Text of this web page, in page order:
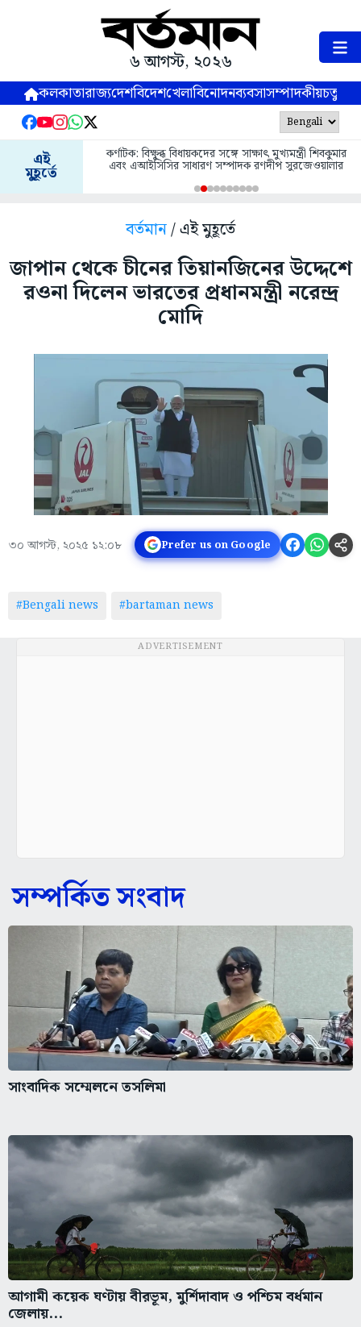
৬ আগস্ট, ২০২৬
কলকাতারাজ্যদেশবিদেশখেলাবিনোদনব্যবসাসম্পাদকীয়
এই
মুহূর্তে
মুখ্যমন্ত্রী শিবকুমার
রণদীপ সুরজেওয়ালার উলুবেড়িয়ায় উল্টে গেল যাত্রীবাহী বাস, জখম একাধিক
বর্তমান/ এই মুহূর্তে
জাপান থেকে চীনের তিয়ানজিনের উদ্দেশে
রওনা দিলেন ভারতের প্রধানমন্ত্রী নরেন্দ্র
মোদি
৩০ আগস্ট, ২০২৫ ১২:০৮ Prefer us on Google
#Bengali news #bartaman news
ADVERTISEMENT
সম্পর্কিত সংবাদ
সাংবাদিক সম্মেলনে তসলিমা
আগামী কয়েক ঘণ্টায় বীরভূম, মুর্শিদাবাদ ও পশ্চিম বর্ধমান
জেলায়...